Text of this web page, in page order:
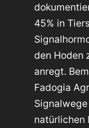
45% in
den Hoden
anregt.
Fadogia
natürlichen